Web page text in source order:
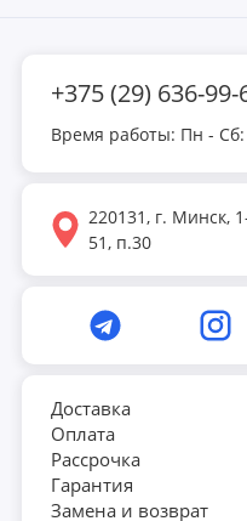
+375 (29) 636-99-
Время работы: Пн - Сб:
220131, г. Минск,
51, п.30
Доставка
Оплата
Рассрочка
Гарантия
Замена и возврат